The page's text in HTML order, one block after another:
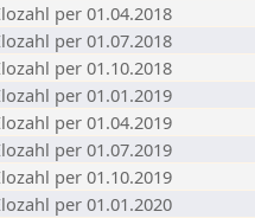
per 01.04.2018
per 01.07.2018
per 01.10.2018
per 01.01.2019
per 01.04.2019
per 01.07.2019
per 01.10.2019
per 01.01.2020